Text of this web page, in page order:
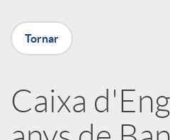
X
r
Tornar
Caixa